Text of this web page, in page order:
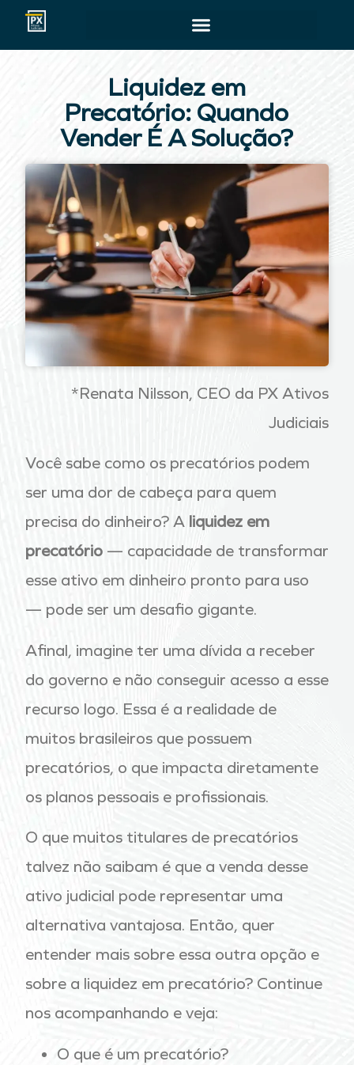
Liquidez em
Precatório: Quando
Vender É A Solução?
*Renata Nilsson, CEO da PX Ativos
Judiciais
Você sabe como os precatórios podem
ser uma dor de cabeça para quem
precisa do dinheiro? A liquidez em
precatório — capacidade de transformar
esse ativo em dinheiro pronto para uso
— pode ser um desafio gigante.
Afinal, imagine ter uma dívida a receber
do governo e não conseguir acesso a esse
recurso logo. Essa é a realidade de
muitos brasileiros que possuem
precatórios, o que impacta diretamente
os planos pessoais e profissionais.
O que muitos titulares de precatórios
talvez não saibam é que a venda desse
ativo judicial pode representar uma
alternativa vantajosa. Então, quer
entender mais sobre essa outra opção e
sobre a liquidez em precatório? Continue
nos acompanhando e veja:
O que é um precatório?